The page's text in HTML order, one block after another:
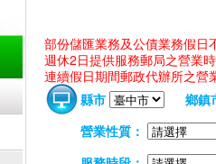
部份儲匯業務及公債業務假日
週休2日提供服務郵局之營業
連續假日期間郵政代辦所之營
縣市
鄉鎮
營業性質：